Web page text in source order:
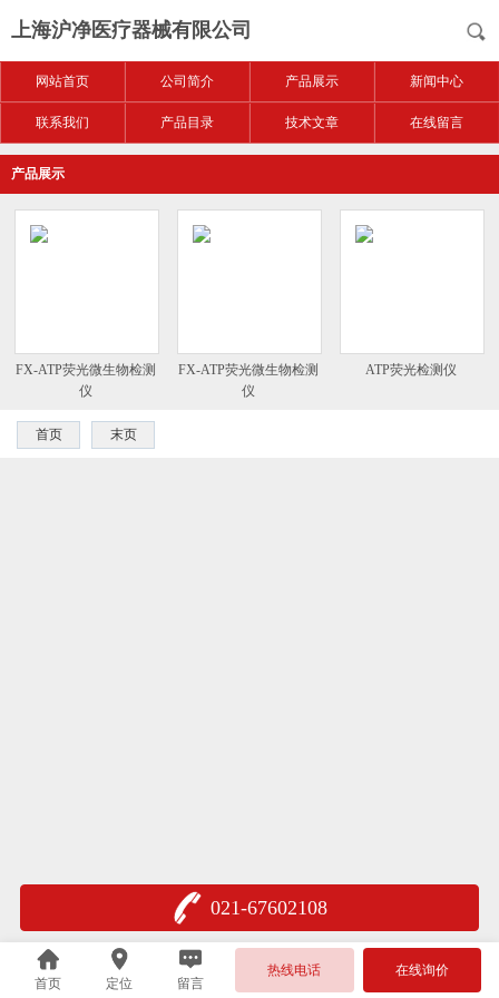
上海沪净医疗器械有限公司
网站首页 公司简介 产品展示 新闻中心
联系我们 产品目录 技术文章 在线留言
产品展示
FX-ATP荧光微生物检测
仪
FX-ATP荧光微生物检测
仪
ATP荧光检测仪
首页 末页
021-67602108
首页 定位 留言
热线电话 在线询价